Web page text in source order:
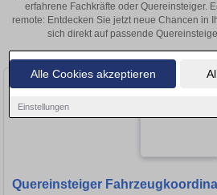
Alle Cookies akzeptieren
Einstellungen
erfahrene Fachkräfte oder Quereinsteiger.
remote: Entdecken Sie jetzt neue Chancen in
sich direkt auf passende
Quereinsteiger